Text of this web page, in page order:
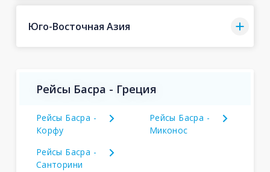
Юго-Восточная Азия
Рейсы Басра - Греция
Рейсы Басра -
Корфу
Рейсы Басра -
Миконос
Рейсы Басра -
Санторини